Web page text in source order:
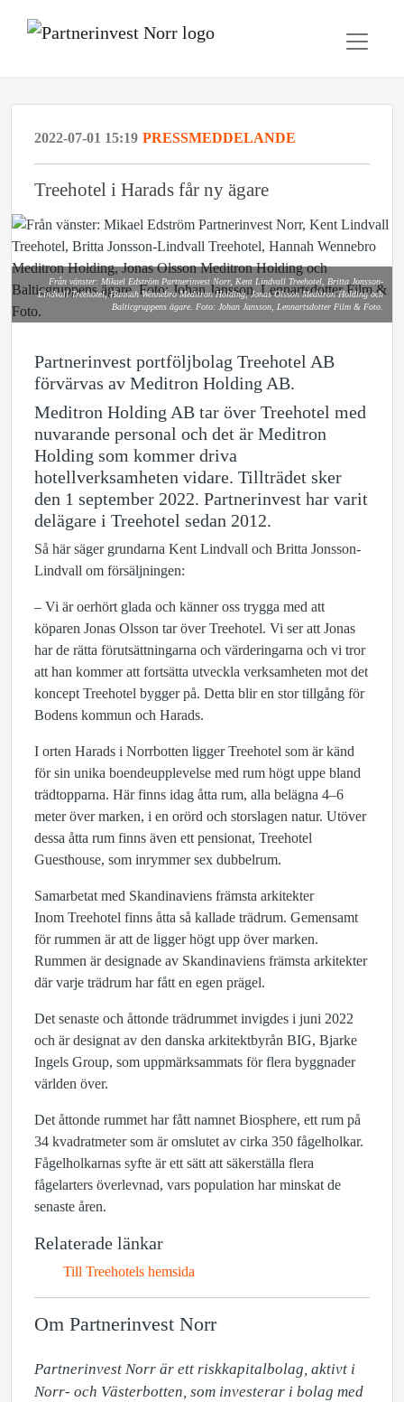
2022-07-01 15:19 PRESSMEDDELANDE
Treehotel i Harads får ny ägare
Från vänster: Mikael Edström Partnerinvest Norr, Kent Lindvall Treehotel, Britta Jonsson-
Lindvall Treehotel, Hannah Wennebro Meditron Holding, Jonas Olsson Meditron Holding och
Balticgruppens ägare. Foto: Johan Jansson, Lennartsdotter Film & Foto.
Partnerinvest portföljbolag Treehotel AB
förvärvas av Meditron Holding AB.
Meditron Holding AB tar över Treehotel med
nuvarande personal och det är Meditron
Holding som kommer driva
hotellverksamheten vidare. Tillträdet sker
den 1 september 2022. Partnerinvest har varit
delägare i Treehotel sedan 2012.
Så här säger grundarna Kent Lindvall och Britta Jonsson-
Lindvall om försäljningen:
– Vi är oerhört glada och känner oss trygga med att
köparen Jonas Olsson tar över Treehotel. Vi ser att Jonas
har de rätta förutsättningarna och värderingarna och vi tror
att han kommer att fortsätta utveckla verksamheten mot det
koncept Treehotel bygger på. Detta blir en stor tillgång för
Bodens kommun och Harads.
I orten Harads i Norrbotten ligger Treehotel som är känd
för sin unika boendeupplevelse med rum högt uppe bland
trädtopparna. Här finns idag åtta rum, alla belägna 4–6
meter över marken, i en orörd och storslagen natur. Utöver
dessa åtta rum finns även ett pensionat, Treehotel
Guesthouse, som inrymmer sex dubbelrum.
Samarbetat med Skandinaviens främsta arkitekter
Inom Treehotel finns åtta så kallade trädrum. Gemensamt
för rummen är att de ligger högt upp över marken.
Rummen är designade av Skandinaviens främsta arkitekter
där varje trädrum har fått en egen prägel.
Det senaste och åttonde trädrummet invigdes i juni 2022
och är designat av den danska arkitektbyrån BIG, Bjarke
Ingels Group, som uppmärksammats för flera byggnader
världen över.
Det åttonde rummet har fått namnet Biosphere, ett rum på
34 kvadratmeter som är omslutet av cirka 350 fågelholkar.
Fågelholkarnas syfte är ett sätt att säkerställa flera
fågelarters överlevnad, vars population har minskat de
senaste åren.
Relaterade länkar
Till Treehotels hemsida
Om Partnerinvest Norr
Partnerinvest Norr är ett riskkapitalbolag, aktivt i
Norr- och Västerbotten, som investerar i bolag med